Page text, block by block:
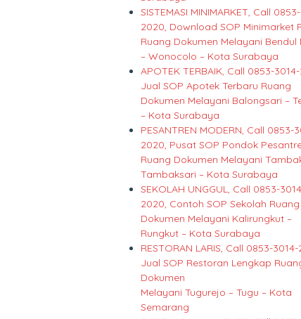
SISTEMASI MINIMARKET, Call
2020, Download SOP Minimarket
Ruang Dokumen Melayani Bendul
– Wonocolo – Kota Surabaya
APOTEK TERBAIK, Call 0853-
Jual SOP Apotek Terbaru Ruang
Dokumen Melayani Balongsari –
– Kota Surabaya
PESANTREN MODERN, Call 0853-
2020, Pusat SOP Pondok
Ruang Dokumen Melayani
Tambaksari – Kota Surabaya
SEKOLAH UNGGUL, Call 0853-
2020, Contoh SOP Sekolah Ruang
Dokumen Melayani Kalirungkut –
Rungkut – Kota Surabaya
RESTORAN LARIS, Call 0853-
Jual SOP Restoran Lengkap
Dokumen
Melayani Tugurejo – Tugu – Kota
Semarang